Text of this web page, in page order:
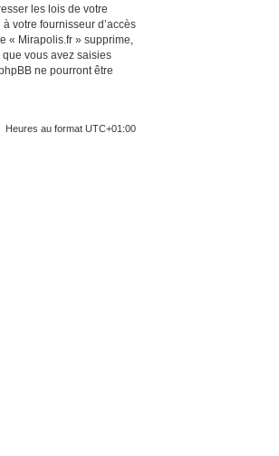
les lois de votre
votre fournisseur d’accès
« Mirapolis.fr » supprime,
vous avez saisies
ne pourront être
Heures au format UTC+01:00